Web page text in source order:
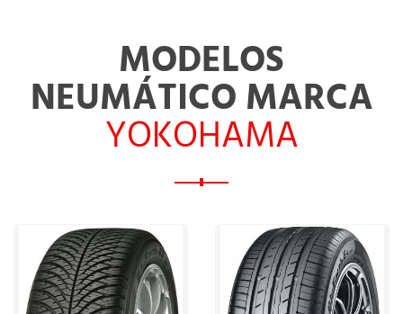
MODELOS
NEUMÁTICO MARCA
YOKOHAMA